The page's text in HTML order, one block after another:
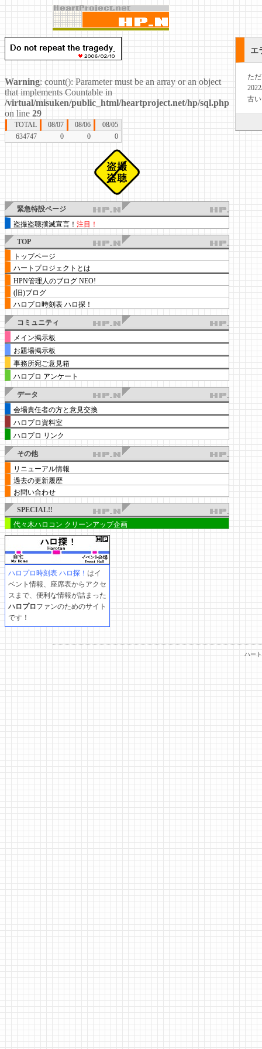
Warning: count(): Parameter must be an array or an object
that implements Countable in
/virtual/misuken/public_html/heartproject.net/hp/sql.php
on line 29
TOTAL 08/07 08/06
08/05
634747
0 0 0
緊急特設ページ
盗撮盗聴撲滅宣言！ 注目！
TOP
トップページ
ハートプロジェクトとは
HPN管理人のブログ NEO!
(旧)ブログ
ハロプロ時刻表 ハロ探！
コミュニティ
メイン掲示板
お題場掲示板
事務所宛ご意見箱
ハロプロ アンケート
データ
会場責任者の方と意見交換
ハロプロ資料室
ハロプロ リンク
その他
リニューアル情報
過去の更新履歴
お問い合わせ
SPECIAL!!
代々木ハロコン クリーンアップ企画
ハロプロ時刻表 ハロ探！ はイ
ベント情報、座席表からアクセ
スまで、便利な情報が詰まった
ハロプロファンのためのサイト
です！
エ
た
古
ハー